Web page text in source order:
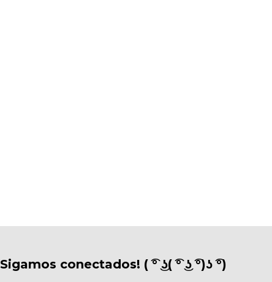
Sigamos conectados! ( ͡° ͜ʖ( ͡° ͜ʖ ͡°)ʖ ͡°)